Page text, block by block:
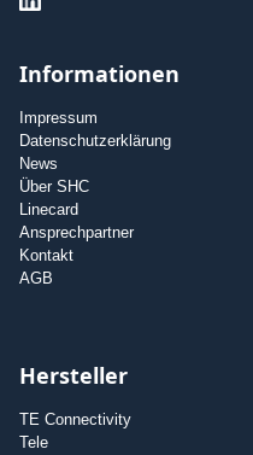
Informationen
Impressum
Datenschutzerklärung
News
Über SHC
Linecard
Ansprechpartner
Kontakt
AGB
Hersteller
TE Connectivity
Tele